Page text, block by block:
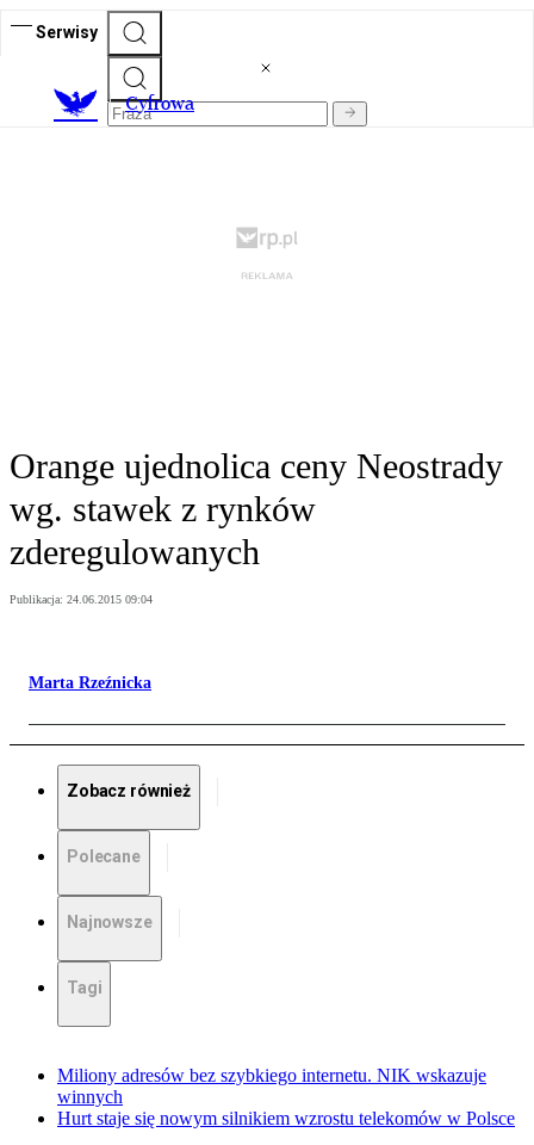
Serwisy
Cyfrowa
Orange ujednolica ceny Neostrady
wg. stawek z rynków
zderegulowanych
Publikacja: 24.06.2015 09:04
Marta Rzeźnicka
Zobacz również
Polecane
Najnowsze
Tagi
Miliony adresów bez szybkiego internetu. NIK wskazuje
winnych
Hurt staje się nowym silnikiem wzrostu telekomów w Polsce